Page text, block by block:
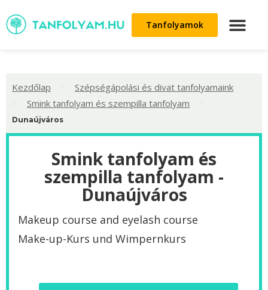
Tanfolyamok
Kezdőlap Szépségápolási és divat tanfolyamaink
Smink tanfolyam és szempilla tanfolyam
Dunaújváros
Smink tanfolyam és
szempilla tanfolyam -
Dunaújváros
Makeup course and eyelash course
Make-up-Kurs und Wimpernkurs